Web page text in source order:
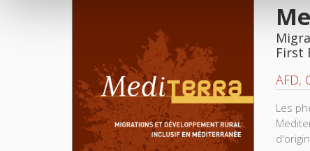
First
AFD,
Les